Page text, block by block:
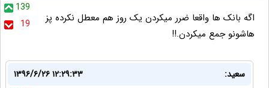
139
19
اگه بانک ها واقعا ضرر میکردن یک روز هم معطل نکرده پز
هاشونو جمع میکردن.!!
سعید:
۱۳۹۶/۶/۲۶ ۱۲:۲۹:۳۳